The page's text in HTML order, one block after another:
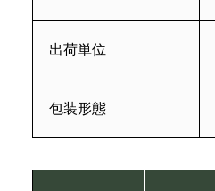
出荷単位
包装形態